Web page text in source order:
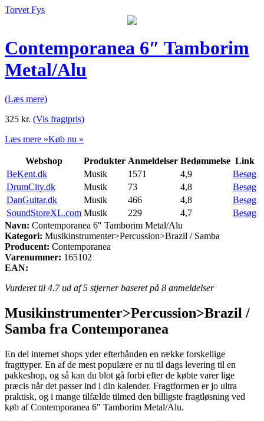
Torvet Fys
Contemporanea 6″ Tamborim
Metal/Alu
(Læs mere)
325 kr. (Vis fragtpris)
Læs mere »Køb nu »
Webshop Produkter Anmeldelser Bedømmelse Link
BeKent.dk
Musik 1571 4,9
Besøg
DrumCity.dk
Musik 73 4,8
Besøg
DanGuitar.dk
Musik 466 4,8
Besøg
SoundStoreXL.com Musik 229 4,7
Besøg
Navn: Contemporanea 6″ Tamborim Metal/Alu
Kategori: Musikinstrumenter>Percussion>Brazil / Samba
Producent: Contemporanea
Varenummer: 165102
EAN:
Vurderet til 4.7ud af 5 stjerner baseret på 8 anmeldelser
Musikinstrumenter>Percussion>Brazil /
Samba fra Contemporanea
En del internet shops yder efterhånden en række forskellige
fragttyper. En af de mest populære er nu til dags levering til en
pakkeshop, og så kan du blot gå forbi efter de købte varer lige
præcis når det passer ind i din kalender. Fragtformen er jo ultra
praktisk, og i mange tilfælde tilmed den billigste fragtløsning ved
køb af Contemporanea 6″ Tamborim Metal/Alu.